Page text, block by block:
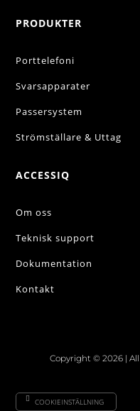
PRODUKTER
Porttelefoni
Svarsapparater
Passersystem
Strömställare & Uttag
ACCESSIQ
Om oss
Teknisk support
Dokumentation
Kontakt
Copyright © 2026 |
COOKIEINSTÄLLNING